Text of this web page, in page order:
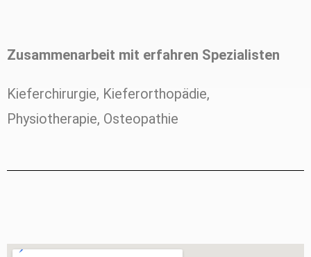
Zusammenarbeit mit erfahren Spezialisten
Kieferchirurgie, Kieferorthopädie,
Physiotherapie, Osteopathie